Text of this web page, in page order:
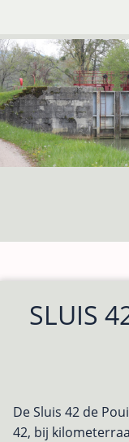
naar
de
inhoud
gaan
SLUIS
De Sluis 42 de
42, bij